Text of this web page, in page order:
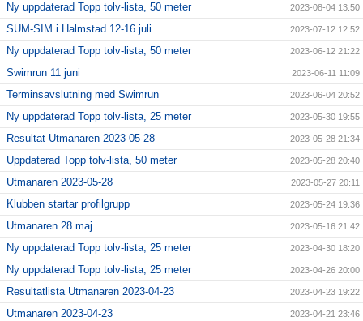
Ny uppdaterad Topp tolv-lista, 50 meter 2023-08-04 13:50
SUM-SIM i Halmstad 12-16 juli 2023-07-12 12:52
Ny uppdaterad Topp tolv-lista, 50 meter 2023-06-12 21:22
Swimrun 11 juni 2023-06-11 11:09
Terminsavslutning med Swimrun 2023-06-04 20:52
Ny uppdaterad Topp tolv-lista, 25 meter 2023-05-30 19:55
Resultat Utmanaren 2023-05-28 2023-05-28 21:34
Uppdaterad Topp tolv-lista, 50 meter 2023-05-28 20:40
Utmanaren 2023-05-28 2023-05-27 20:11
Klubben startar profilgrupp 2023-05-24 19:36
Utmanaren 28 maj 2023-05-16 21:42
Ny uppdaterad Topp tolv-lista, 25 meter 2023-04-30 18:20
Ny uppdaterad Topp tolv-lista, 25 meter 2023-04-26 20:00
Resultatlista Utmanaren 2023-04-23 2023-04-23 19:22
Utmanaren 2023-04-23 2023-04-21 23:46